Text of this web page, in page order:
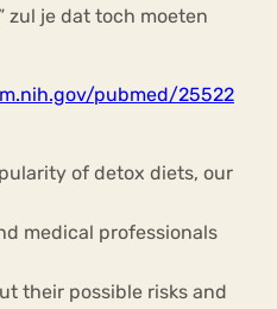
zul je dat toch moeten
pubmed/25522
of detox diets, our
medical professionals
their possible risks and